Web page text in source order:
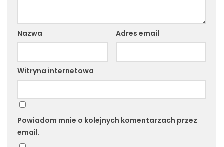
Nazwa Adres email
Witryna internetowa
Powiadom mnie o kolejnych komentarzach przez
email.